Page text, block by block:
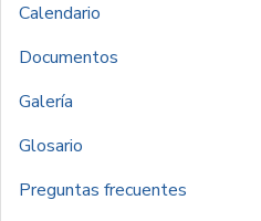
Calendario
Documentos
Galería
Glosario
Preguntas frecuentes